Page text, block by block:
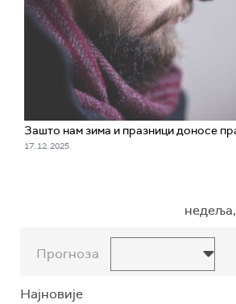
Зашто нам зима и празници доносе
17. 12. 2025.
Прогноза
Најновије